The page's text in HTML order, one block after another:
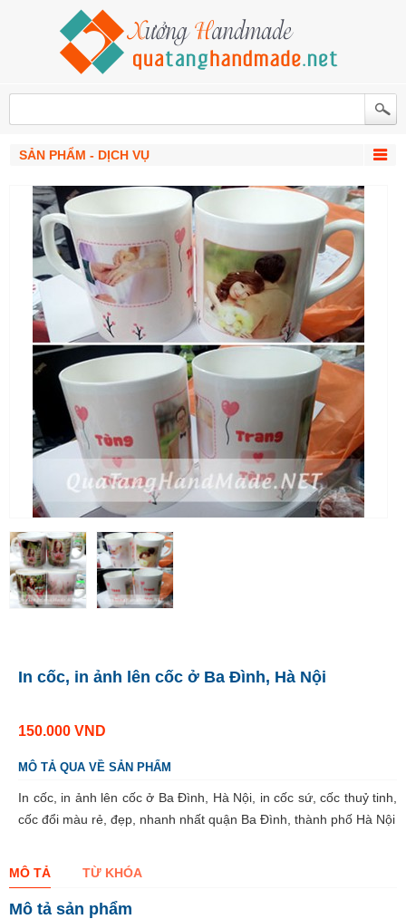
SẢN PHẨM - DỊCH VỤ
In cốc, in ảnh lên cốc ở Ba Đình, Hà Nội
150.000 VND
MÔ TẢ QUA VỀ SẢN PHẨM
In cốc, in ảnh lên cốc ở Ba Đình, Hà Nội, in cốc sứ, cốc thuỷ tinh,
cốc đổi màu rẻ, đẹp, nhanh nhất quận Ba Đình, thành phố Hà Nội
MÔ TẢ TỪ KHÓA
Mô tả sản phẩm